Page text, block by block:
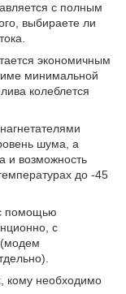
с полным
выбираете ли
экономичным
минимальной
колеблется
шума, а
и возможность
до -45
помощью
с
кому необходимо